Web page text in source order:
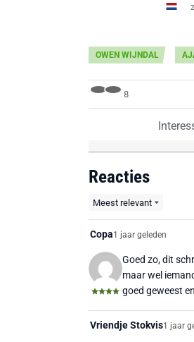
OWEN WIJNDAL
8
Reacties
Meest relevant
Copa1 jaar geleden
Goed zo, dit
maar wel
goed geweest
Vriendje Stokvis1 jaar